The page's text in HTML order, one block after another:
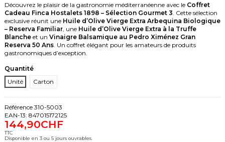
Découvrez le plaisir de la gastronomie méditerranéenne avec le Coffret
Cadeau Finca Hostalets 1898 – Sélection Gourmet 3 . Cette sélection
exclusive réunit une Huile d’Olive Vierge Extra Arbequina Biologique
– Reserva Familiar , une Huile d’Olive Vierge Extra à la Truffe
Blanche et un Vinaigre Balsamique au Pedro Ximénez Gran
Reserva 50 Ans . Un coffret élégant pour les amateurs de produits
gastronomiques d’exception.
Quantité
Unité
Carton
Référence 310-5003
EAN-13: 847015172125
144,90CHF
TTC
Disponible en 3 ou 5 jours ouvrables.